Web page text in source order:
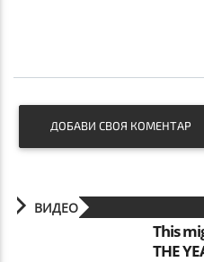
ДОБАВИ СВОЯ КОМЕНТАР
ВИДЕО
This
THE